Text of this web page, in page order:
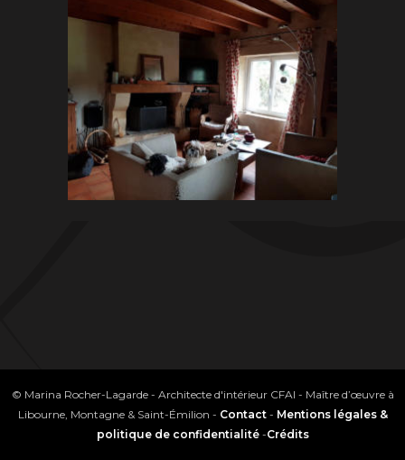
© Marina Rocher-Lagarde - Architecte d'intérieur CFAI - Maître d’œuvre à
Libourne, Montagne & Saint-Émilion - Contact- Mentions légales &
politique de confidentialité-Crédits